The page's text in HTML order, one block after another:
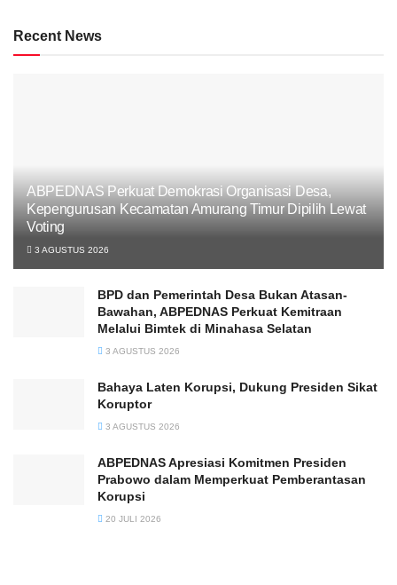
Recent News
ABPEDNAS Perkuat Demokrasi Organisasi Desa,
Kepengurusan Kecamatan Amurang Timur Dipilih Lewat
Voting
3 AGUSTUS 2026
BPD dan Pemerintah Desa Bukan Atasan-
Bawahan, ABPEDNAS Perkuat Kemitraan
Melalui Bimtek di Minahasa Selatan
3 AGUSTUS 2026
Bahaya Laten Korupsi, Dukung Presiden Sikat
Koruptor
3 AGUSTUS 2026
ABPEDNAS Apresiasi Komitmen Presiden
Prabowo dalam Memperkuat Pemberantasan
Korupsi
20 JULI 2026